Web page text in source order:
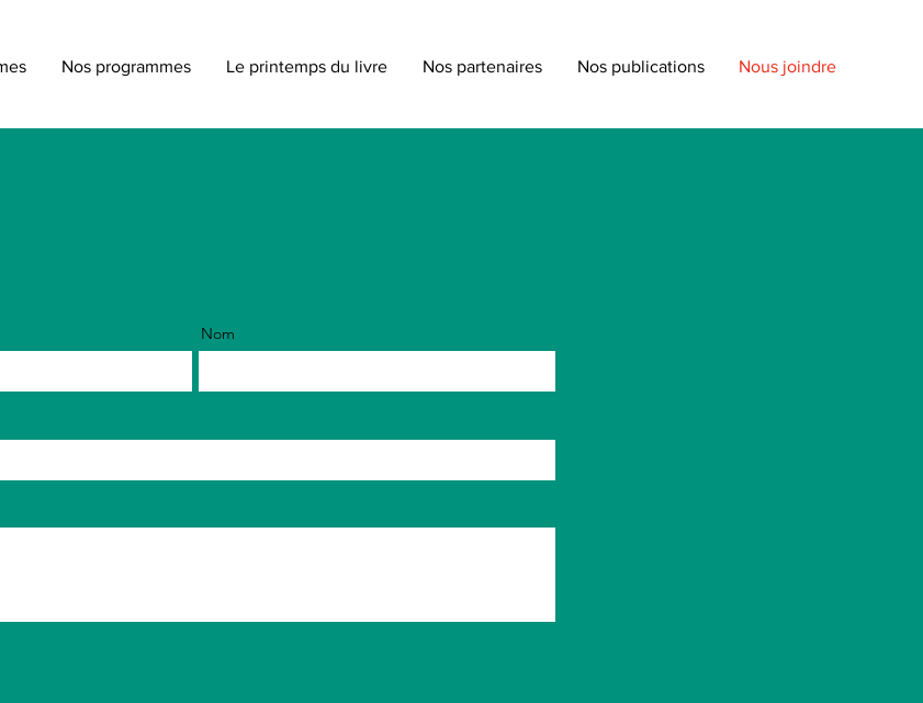
Nos programmes Le printemps du livre Nos partenaires Nos publications Nous joindre
Nom